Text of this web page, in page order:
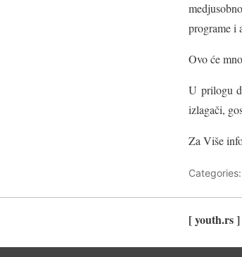
programe i
Ovo će
U prilogu
izlagači,
Za Više
Categories:
[ youth.rs ]